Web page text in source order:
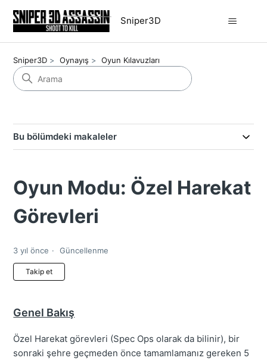
Sniper3D
Sniper3D Oynayış Oyun Kılavuzları
Bu bölümdeki makaleler
Oyun Modu: Özel Harekat
Görevleri
3 yıl önce Güncellenme
Takip et
Genel Bakış
Özel Harekat görevleri (Spec Ops olarak da bilinir), bir
sonraki şehre geçmeden önce tamamlamanız gereken 5